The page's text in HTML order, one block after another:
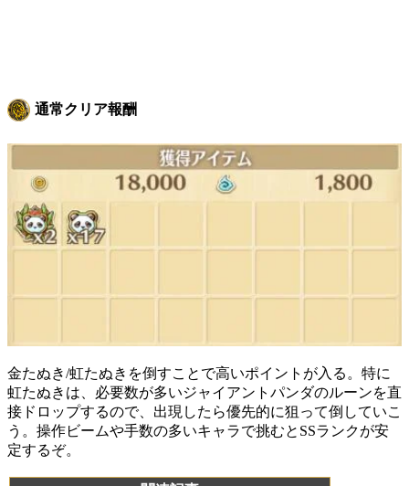
通常クリア報酬
金たぬき/虹たぬきを倒すことで高いポイントが入る。特に
虹たぬきは、必要数が多いジャイアントパンダのルーンを直
接ドロップするので、出現したら優先的に狙って倒していこ
う。操作ビームや手数の多いキャラで挑むとSSランクが安
定するぞ。